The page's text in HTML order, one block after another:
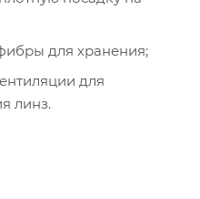
для хранения;
для
линз.